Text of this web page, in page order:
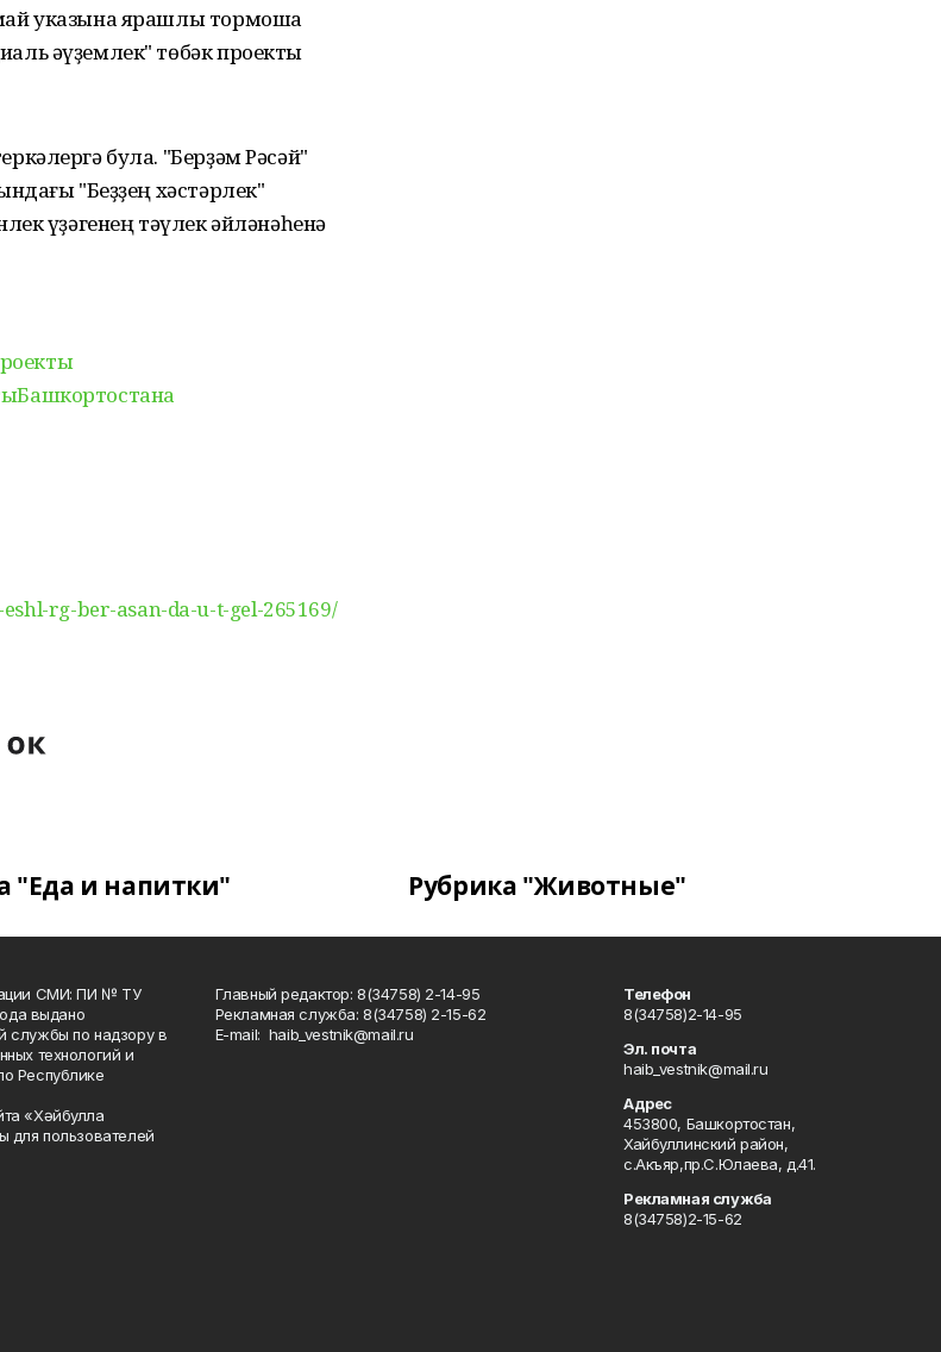
указына ярашлы тормошҡа
әүҙемлек" төбәк проекты
була. "Берҙәм Рәсәй"
"Беҙҙең хәстәрлек"
үҙәгенең тәүлек әйләнәһенә
rg-ber-asan-da-u-t-gel-265169/
"Еда и напитки" Рубрика "Животные"
СМИ: ПИ № ТУ
выдано
службы по надзору в
технологий и
Республике
«Хәйбулла
для пользователей
Главный редактор: 8(34758) 2-14-95
Рекламная служба: 8(34758) 2-15-62
Е-mаil: haib_vestnik@mail.ru
Телефон
8(34758)2-14-95
Эл. почта
haib_vestnik@mail.ru
Адрес
453800, Башкортостан,
Хайбуллинский район,
с.Акъяр,пр.С.Юлаева, д.41.
Рекламная служба
8(34758)2-15-62